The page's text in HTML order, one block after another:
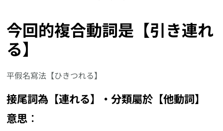
今回的複合動詞是【引き連れ
る】
平假名寫法【ひきつれる】
接尾詞為【連れる】‧分類屬於【他動詞】
意思︰